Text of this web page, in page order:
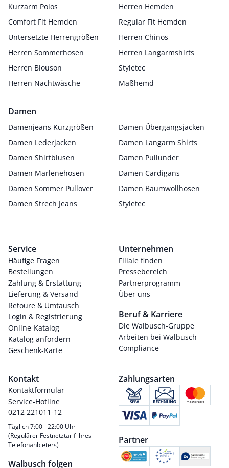
Kurzarm Polos
Herren Hemden
Comfort Fit Hemden
Regular Fit Hemden
Untersetzte Herrengrößen
Herren Chinos
Herren Sommerhosen
Herren Langarmshirts
Herren Blouson
Styletec
Herren Nachtwäsche
Maßhemd
Damen
Damenjeans Kurzgrößen
Damen Übergangsjacken
Damen Lederjacken
Damen Langarm Shirts
Damen Shirtblusen
Damen Pullunder
Damen Marlenehosen
Damen Cardigans
Damen Sommer Pullover
Damen Baumwollhosen
Damen Strech Jeans
Styletec
Service
Häufige Fragen
Bestellungen
Zahlung & Erstattung
Lieferung & Versand
Retoure & Umtausch
Login & Registrierung
Online-Katalog
Katalog anfordern
Geschenk-Karte
Unternehmen
Filiale finden
Pressebereich
Partnerprogramm
Über uns
Beruf & Karriere
Die Walbusch-Gruppe
Arbeiten bei Walbusch
Compliance
Kontakt
Kontaktformular
Service-Hotline
0212 221011-12
Täglich 7:00 - 22:00 Uhr
(Regulärer Festnetztarif ihres
Telefonanbieters)
Walbusch folgen
Zahlungsarten
Partner